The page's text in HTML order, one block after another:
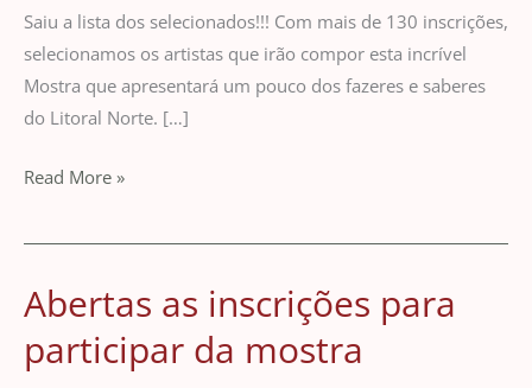
Saiu a lista dos selecionados!!! Com mais de 130 inscrições,
selecionamos os artistas que irão compor esta incrível
Mostra que apresentará um pouco dos fazeres e saberes
do Litoral Norte. […]
Read More »
Abertas as inscrições para
participar da mostra
Abertas
inscrições